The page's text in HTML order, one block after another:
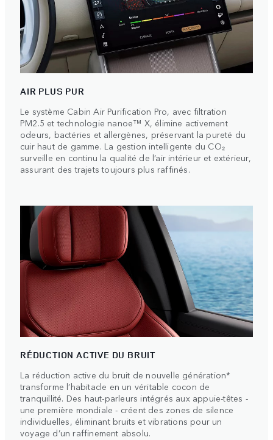
AIR PLUS PUR
Le système Cabin Air Purification Pro, avec filtration
PM2.5 et technologie nanoe™ X, élimine activement
odeurs, bactéries et allergènes, préservant la pureté du
cuir haut de gamme. La gestion intelligente du CO₂
surveille en continu la qualité de l’air intérieur et extérieur,
assurant des trajets toujours plus raffinés.
RÉDUCTION ACTIVE DU BRUIT
La réduction active du bruit de nouvelle génération*
transforme l’habitacle en un véritable cocon de
tranquillité. Des haut-parleurs intégrés aux appuie-têtes -
une première mondiale - créent des zones de silence
individuelles, éliminant bruits et vibrations pour un
voyage d’un raffinement absolu.